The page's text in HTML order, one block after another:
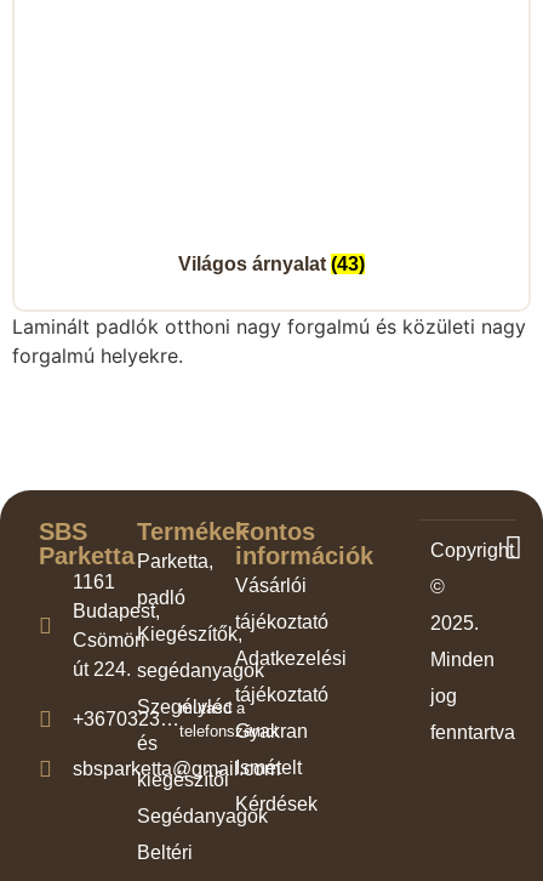
Világos árnyalat (43)
Laminált padlók otthoni nagy forgalmú és közületi nagy
forgalmú helyekre.
SBS
Parketta
1161
Budapest,
Csömöri
út 224.
+3670323…
mutasd a
telefonszámot
sbsparketta@gmail.com
Termékek
Parketta,
padló
Kiegészítők,
segédanyagok
Szegélyléc
és
kiegészítői
Segédanyagok
Beltéri
Fontos
információk
Vásárlói
tájékoztató
Adatkezelési
tájékoztató
Gyakran
Ismételt
Kérdések
Copyright
©
2025.
Minden
jog
fenntartva